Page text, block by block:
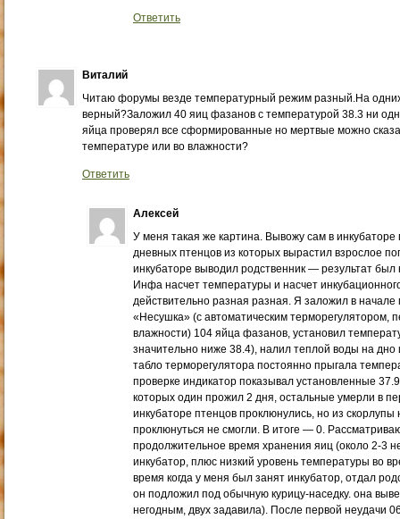
Ответить
Виталий
Читаю форумы везде температурный режим разный.На
верный?Заложил 40 яиц фазанов с температурой 38.3 ни
яйца проверял все сформированные но мертвые можно
температуре или во влажности?
Ответить
Алексей
У меня такая же картина. Вывожу сам в
дневных птенцов из которых вырастил взрослое
инкубаторе выводил родственник — результат
Инфа насчет температуры и насчет
действительно разная разная. Я заложил в начале
«Несушка» (с автоматическим терморегулятором,
влажности) 104 яйца фазанов, установил
значительно ниже 38.4), налил теплой воды на
табло терморегулятора постоянно прыгала
проверке индикатор показывал установленные
которых один прожил 2 дня, остальные умерли в
инкубаторе птенцов проклюнулись, но из
проклюнуться не смогли. В итоге — 0.
продолжительное время хранения яиц (около 2-3
инкубатор, плюс низкий уровень температуры во
время когда у меня был занят инкубатор, отдал
он подложил под обычную курицу-наседку. она
негодным, двух задавила). После первой неудачи